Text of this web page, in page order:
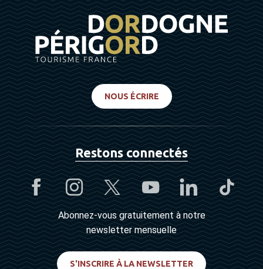
NOUS ÉCRIRE
Restons connectés
Abonnez-vous gratuitement à notre
newsletter mensuelle
S'INSCRIRE À LA NEWSLETTER